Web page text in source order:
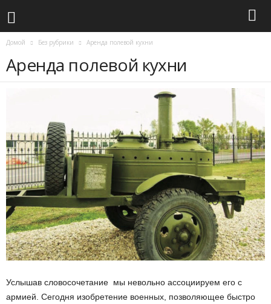
Домой Без рубрики Аренда полевой кухни
Аренда полевой кухни
Услышав словосочетание мы невольно ассоциируем его с
армией. Сегодня изобретение военных, позволяющее быстро